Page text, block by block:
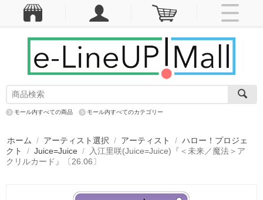
モール内すべての商品 モール内すべてのカテゴリー
ホーム / アーティスト選択 / アーティスト / ハロー！プロジェ
クト
/ Juice=Juice /
入江里咲(Juice=Juice)『＜未来／魔法＞ア
クリルカード』〔26.06〕